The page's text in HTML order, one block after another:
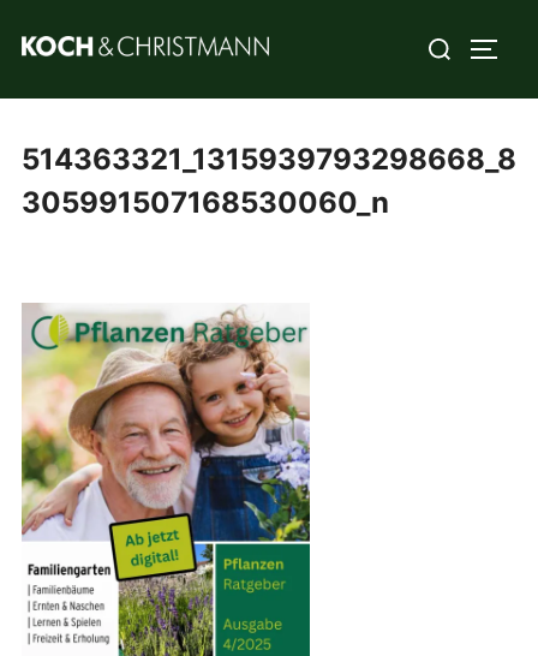
514363321_1315939793298668_8
305991507168530060_n